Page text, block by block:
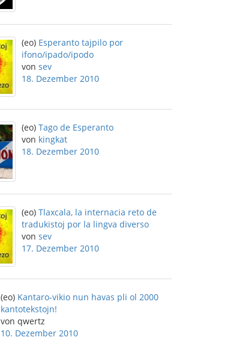
(eo) Esperanto tajpilo por
ifono/ipado/ipodo
von sev
18. Dezember 2010
(eo) Tago de Esperanto
von kingkat
18. Dezember 2010
(eo) Tlaxcala, la internacia reto de
tradukistoj por la lingva diverso
von sev
17. Dezember 2010
(eo) Kantaro-vikio nun havas pli ol 2000
kantotekstojn!
von qwertz
10. Dezember 2010